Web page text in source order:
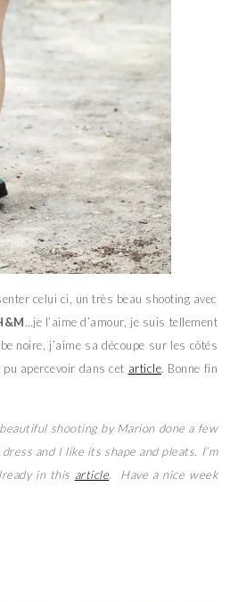
celui ci, un très beau shooting avec
…je l’aime d’amour, je suis tellement
noire, j’aime sa découpe sur les côtés
pu apercevoir dans cet article. Bonne fin
shooting by Marion done a few
and I like its shape and pleats. I’m
in this article . Have a nice week